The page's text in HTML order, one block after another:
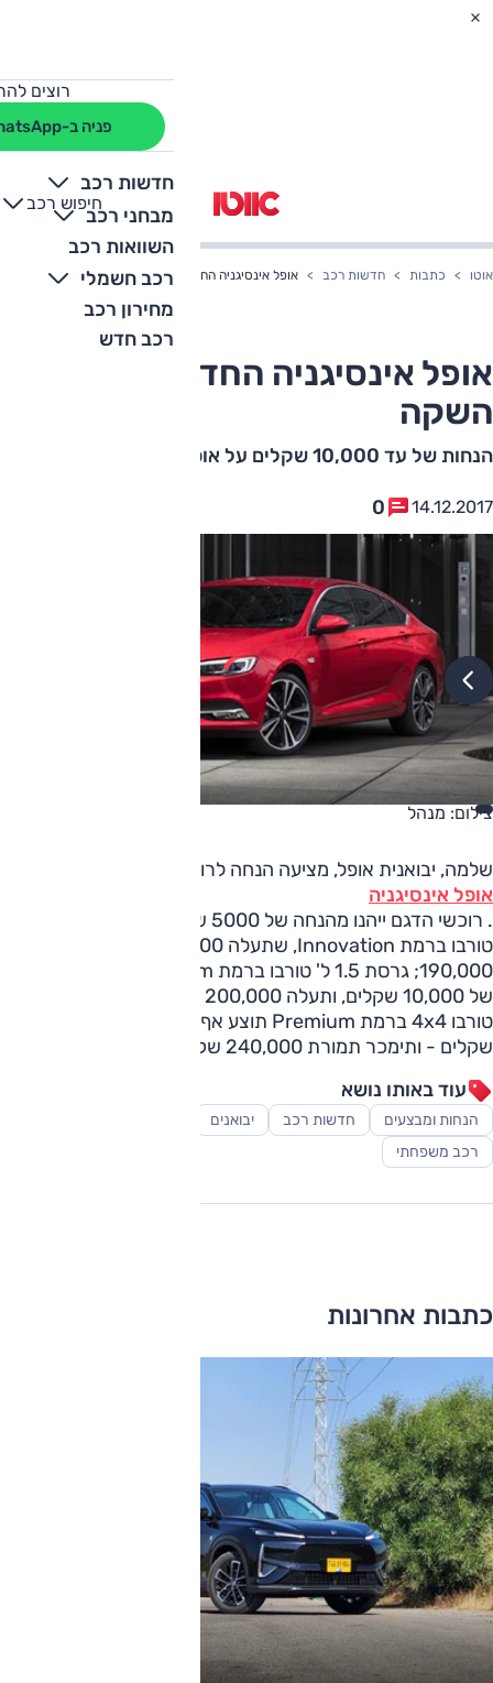
רוצים
פניה ב-WhatsApp
חדשות רכב
מבחני רכב
השוואות רכב
רכב חשמלי
מחירון רכב
רכב חדש
חיפוש רכב
+
-
אוטו כתבות חדשות רכב אופל אינסיגניה החדשה במבצע השקה
אופל אינסיגניה החדשה במבצע
השקה
הנחות של עד 10,000 שקלים על אופל אינסיגניה החדשה
14.12.2017
0
צילום: מנהל
שלמה, יבואנית אופל, מציעה הנחה לרוכשים הראשונים של
אופל אינסיגניה
שקלים - ותימכר תמורת 240,000 שקלים.
עוד באותו נושא
הנחות ומבצעים חדשות רכב יבואנים
רכב משפחתי
כתבות אחרונות